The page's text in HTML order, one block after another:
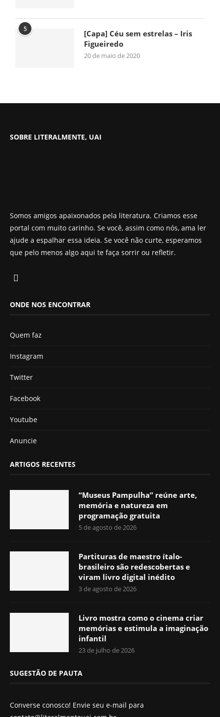
5
[Capa] Céu sem estrelas – Iris
Figueiredo
20 de maio de 2020
SOBRE LITERALMENTE, UAI
Somos amigos apaixonados pela literatura. Criamos esse
portal com muito carinho. Se você, assim como nós, ama ler
ajude a espalhar essa ideia. Se você não curte, esperamos
que pelo menos algo aqui te faça sorrir ou refletir.
ONDE NOS ENCONTRAR
Quem faz
Instagram
Twitter
Facebook
Youtube
Anuncie
ARTIGOS RECENTES
“Museus Pampulha” reúne arte,
memória e natureza em
programação gratuita
5 de agosto de 2026
Partituras de maestro ítalo-
brasileiro são redescobertas e
viram livro digital inédito
3 de agosto de 2026
Livro mostra como o cinema criar
memórias e estimula a imaginação
infantil
23 de julho de 2026
SUGESTÃO DE PAUTA
Converse conosco! Envie seu e-mail para